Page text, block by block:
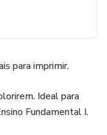
para imprimir.
Ideal para
Fundamental I.